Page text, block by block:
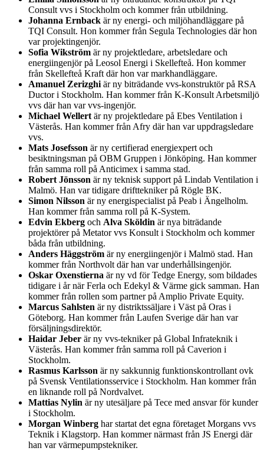
Consult vvs i Stockholm och kommer från utbildning.
Johanna Ernback är ny energi- och miljöhandläggare på
TQI Consult. Hon kommer från Segula Technologies där hon
var projektingenjör.
Sofia Wikström är ny projektledare, arbetsledare och
energiingenjör på Leosol Energi i Skellefteå. Hon kommer
från Skellefteå Kraft där hon var markhandläggare.
Amanuel Zerizghiär ny biträdande vvs-konstruktör på RSA
Ductor i Stockholm. Han kommer från K-Konsult Arbetsmiljö
vvs där han var vvs-ingenjör.
Michael Wellertär ny projektledare på Ebes Ventilation i
Västerås. Han kommer från Afry där han var uppdragsledare
vvs.
Mats Josefsson är ny certifierad energiexpert och
besiktningsman på OBM Gruppen i Jönköping. Han kommer
från samma roll på Anticimex i samma stad.
Robert Jönsson är ny teknisk support på Lindab Ventilation i
Malmö. Han var tidigare drifttekniker på Rögle BK.
Simon Nilsson är ny energispecialist på Peab i Ängelholm.
Han kommer från samma roll på K-System.
Edvin Ekberg och Alva Sköldin är nya biträdande
projektörer på Metator vvs Konsult i Stockholm och kommer
båda från utbildning.
Anders Häggström är ny energiingenjör i Malmö stad. Han
kommer från Northvolt där han var underhållsingenjör.
Oskar Oxenstierna är ny vd för Tedge Energy, som bildades
tidigare i år när Ferla och Edekyl & Värme gick samman. Han
kommer från rollen som partner på Amplio Private Equity.
Marcus Sahlsten är ny distriktssäljare i Väst på Oras i
Göteborg. Han kommer från Laufen Sverige där han var
försäljningsdirektör.
Haidar Jeber är ny vvs-tekniker på Global Infrateknik i
Västerås. Han kommer från samma roll på Caverion i
Stockholm.
Rasmus Karlsson är ny sakkunnig funktionskontrollant ovk
på Svensk Ventilationsservice i Stockholm. Han kommer från
en liknande roll på Nordvalvet.
Mattias Nylin är ny utesäljare på Tece med ansvar för kunder
i Stockholm.
Morgan Winberg har startat det egna företaget Morgans vvs
Teknik i Klagstorp. Han kommer närmast från JS Energi där
han var värmepumpstekniker.